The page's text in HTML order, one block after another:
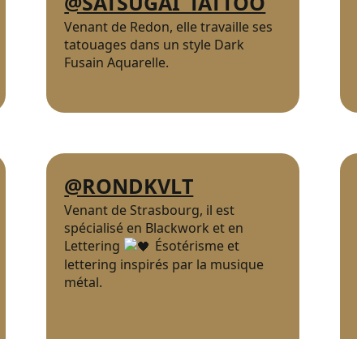
Venant de Redon, elle travaille ses
tatouages dans un style Dark
Fusain Aquarelle.
@RONDKVLT
Venant de Strasbourg, il est
spécialisé en Blackwork et en
Lettering
Ésotérisme et
lettering inspirés par la musique
métal.